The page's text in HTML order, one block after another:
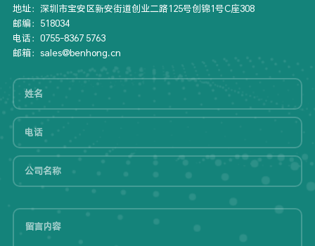
地址：深圳市宝安区新安街道创业二路125号创锦1号C座308
邮编：518034
电话：0755-8367 5763
邮箱：sales@benhong.cn